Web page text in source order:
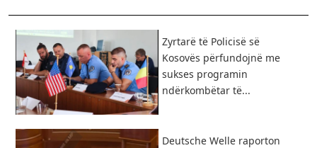
Zyrtarë të Policisë së
Kosovës përfundojnë me
sukses programin
ndërkombëtar të...
Deutsche Welle raporton